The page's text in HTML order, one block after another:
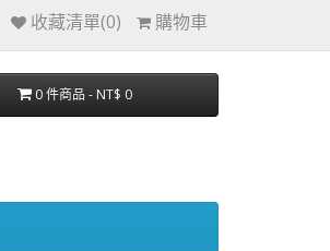
收藏清單(0) 購物車
0 件商品 - NT$ 0